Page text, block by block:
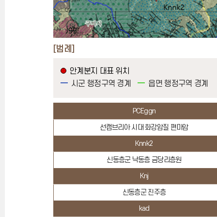
[범례]
안계분지 대표 위치
시군 행정구역 경계
읍면 행정구역 경계
PCEggn
선캠브리아 시대 화강암질 편마암
Knnk2
신동층군 낙동층 금당리층원
Knj
신동층군 진주층
kad